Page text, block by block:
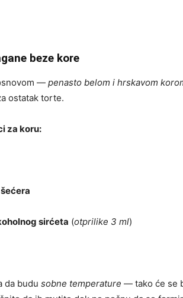
beze kore
— penasto belom i hrskavom
ostatak torte.
za koru:
sirćeta (otprilike 3 ml)
da budu sobne temperature — tako će se